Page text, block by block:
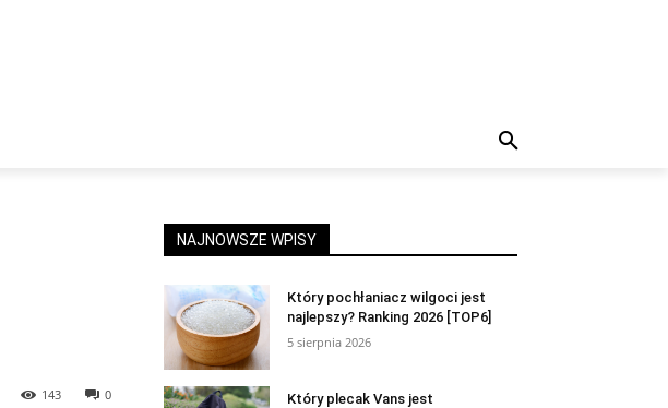
0
143
NAJNOWSZE WPISY
Który pochłaniacz wilgoci jest
najlepszy? Ranking 2026 [TOP6]
5 sierpnia 2026
Który plecak Vans jest